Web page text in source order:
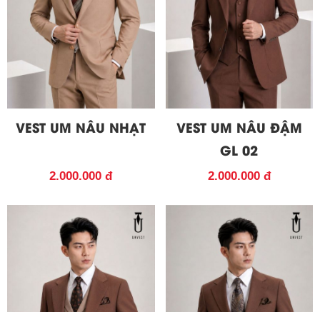
VEST UM NÂU NHẠT
2.000.000 đ
VEST UM NÂU ĐẬM
GL 02
2.000.000 đ